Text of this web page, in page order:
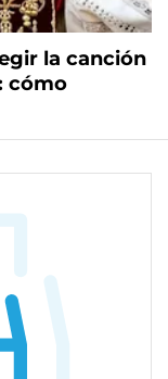
la canción
cómo